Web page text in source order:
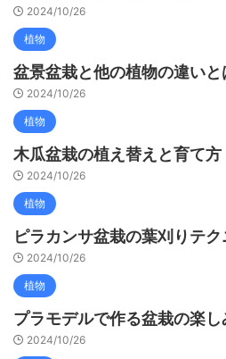
2024/10/26
植物
盆景盆栽と他の植物の違いと
2024/10/26
植物
木瓜盆栽の植え替えと育て方
2024/10/26
植物
ピラカンサ盆栽の葉刈りテク
2024/10/26
植物
プラモデルで作る盆栽の楽し
2024/10/26